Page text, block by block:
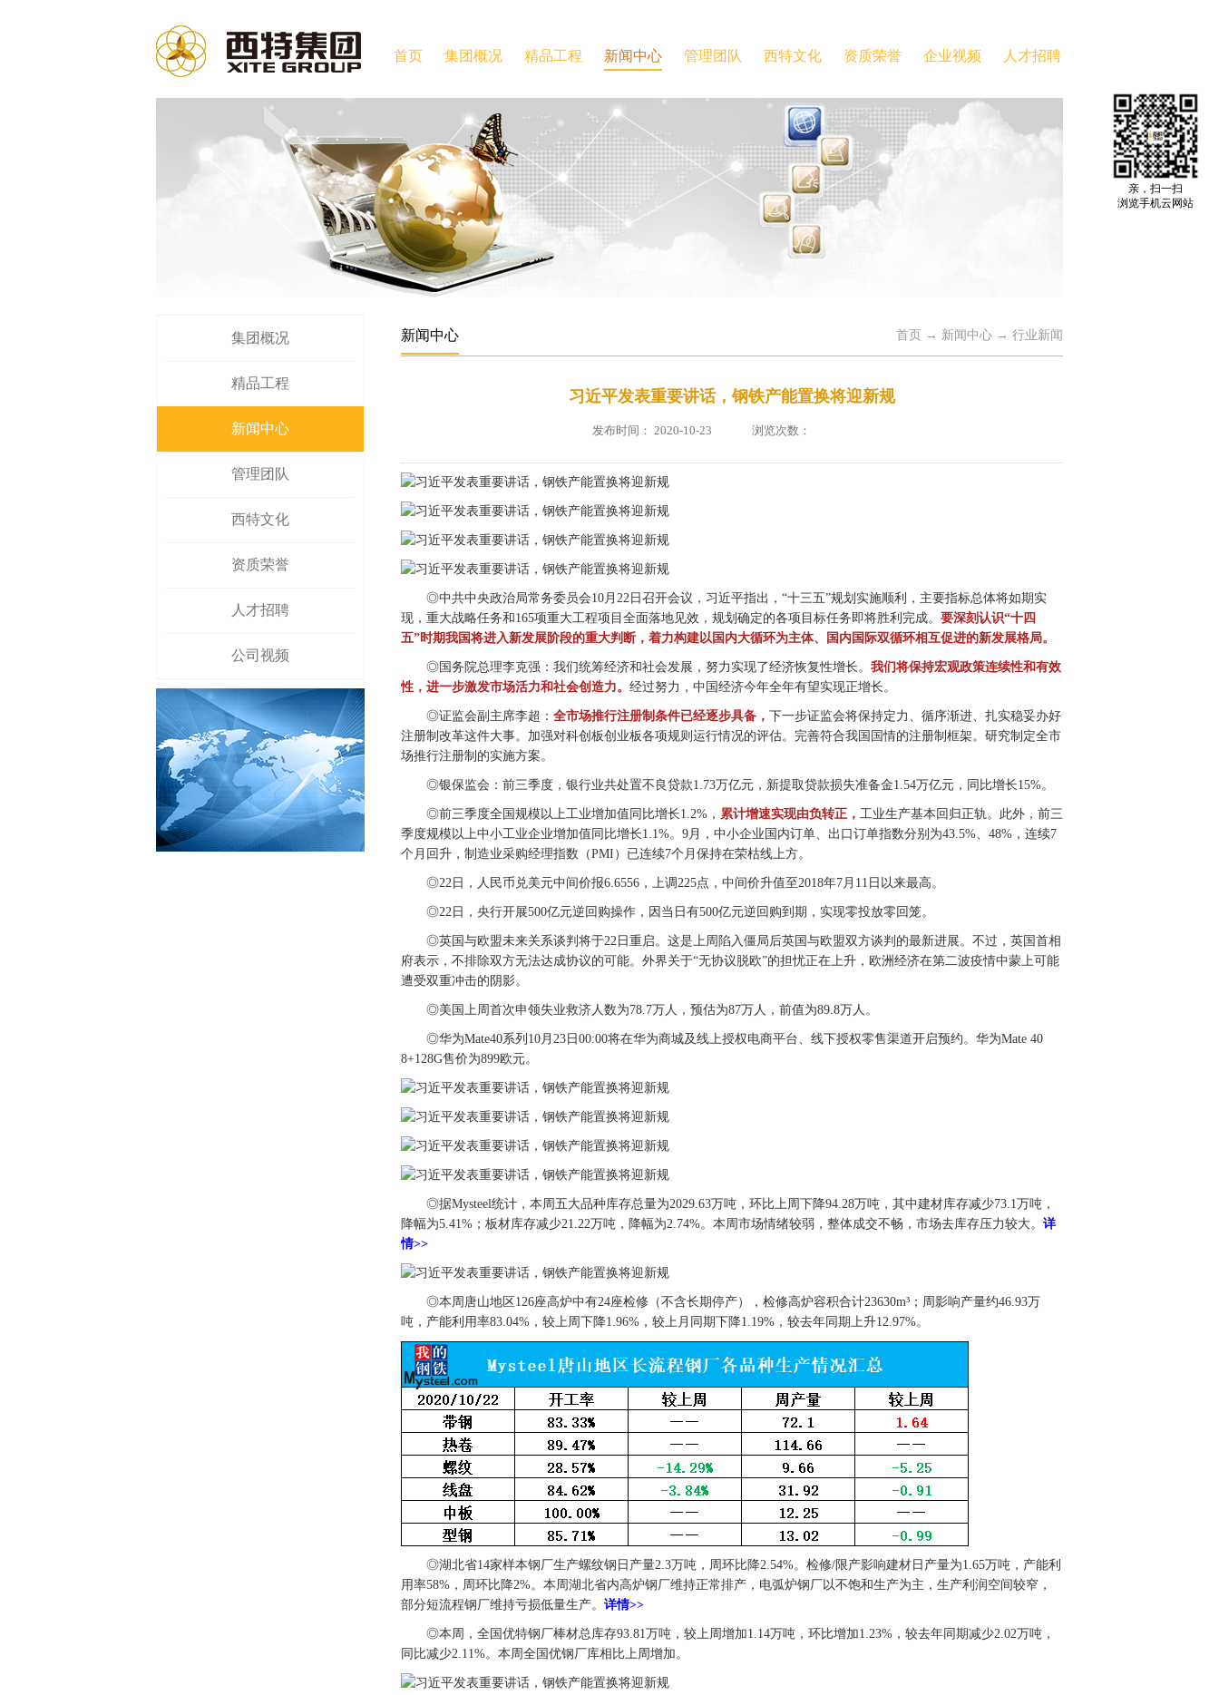
首页 集团概况 精品工程 新闻中心 管理团队 西特文化 资质荣誉 企业视频 人才招聘
集团概况
精品工程
新闻中心
管理团队
西特文化
资质荣誉
人才招聘
公司视频
新闻中心 首页 → 新闻中心 → 行业新闻
习近平发表重要讲话，钢铁产能置换将迎新规
发布时间： 2020-10-23 浏览次数：
◎中共中央政治局常务委员会10月22日召开会议，习近平指出，“十三五”规划实施顺利，主要指标总体将如期实
现，重大战略任务和165项重大工程项目全面落地见效，规划确定的各项目标任务即将胜利完成。 要深刻认识“十四
五”时期我国将进入新发展阶段的重大判断，着力构建以国内大循环为主体、国内国际双循环相互促进的新发展格局。
◎国务院总理李克强：我们统筹经济和社会发展，努力实现了经济恢复性增长。 我们将保持宏观政策连续性和有效
性，进一步激发市场活力和社会创造力。 经过努力，中国经济今年全年有望实现正增长。
◎证监会副主席李超： 全市场推行注册制条件已经逐步具备， 下一步证监会将保持定力、循序渐进、扎实稳妥办好
注册制改革这件大事。加强对科创板创业板各项规则运行情况的评估。完善符合我国国情的注册制框架。研究制定全市
场推行注册制的实施方案。
◎银保监会：前三季度，银行业共处置不良贷款1.73万亿元，新提取贷款损失准备金1.54万亿元，同比增长15%。
◎前三季度全国规模以上工业增加值同比增长1.2%， 累计增速实现由负转正， 工业生产基本回归正轨。此外，前三
季度规模以上中小工业企业增加值同比增长1.1%。9月，中小企业国内订单、出口订单指数分别为43.5%、48%，连续7
个月回升，制造业采购经理指数（PMI）已连续7个月保持在荣枯线上方。
◎22日，人民币兑美元中间价报6.6556，上调225点，中间价升值至2018年7月11日以来最高。
◎22日，央行开展500亿元逆回购操作，因当日有500亿元逆回购到期，实现零投放零回笼。
◎英国与欧盟未来关系谈判将于22日重启。这是上周陷入僵局后英国与欧盟双方谈判的最新进展。不过，英国首相
府表示，不排除双方无法达成协议的可能。外界关于“无协议脱欧”的担忧正在上升，欧洲经济在第二波疫情中蒙上可能
遭受双重冲击的阴影。
◎美国上周首次申领失业救济人数为78.7万人，预估为87万人，前值为89.8万人。
◎华为Mate40系列10月23日00:00将在华为商城及线上授权电商平台、线下授权零售渠道开启预约。华为Mate 40
8+128G售价为899欧元。
◎据Mysteel统计，本周五大品种库存总量为2029.63万吨，环比上周下降94.28万吨，其中建材库存减少73.1万吨，
降幅为5.41%；板材库存减少21.22万吨，降幅为2.74%。本周市场情绪较弱，整体成交不畅，市场去库存压力较大。 详
情>>
◎本周唐山地区126座高炉中有24座检修（不含长期停产），检修高炉容积合计23630m³；周影响产量约46.93万
吨，产能利用率83.04%，较上周下降1.96%，较上月同期下降1.19%，较去年同期上升12.97%。
◎湖北省14家样本钢厂生产螺纹钢日产量2.3万吨，周环比降2.54%。检修/限产影响建材日产量为1.65万吨，产能利
用率58%，周环比降2%。本周湖北省内高炉钢厂维持正常排产，电弧炉钢厂以不饱和生产为主，生产利润空间较窄，
部分短流程钢厂维持亏损低量生产。 详情>>
◎本周，全国优特钢厂棒材总库存93.81万吨，较上周增加1.14万吨，环比增加1.23%，较去年同期减少2.02万吨，
同比减少2.11%。本周全国优钢厂库相比上周增加。
亲，扫一扫
浏览手机云网站